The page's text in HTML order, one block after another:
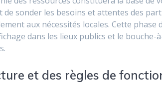
sonder les besoins et attentes des
aux nécessités locales. Cette
dans les lieux publics et le
et des règles de